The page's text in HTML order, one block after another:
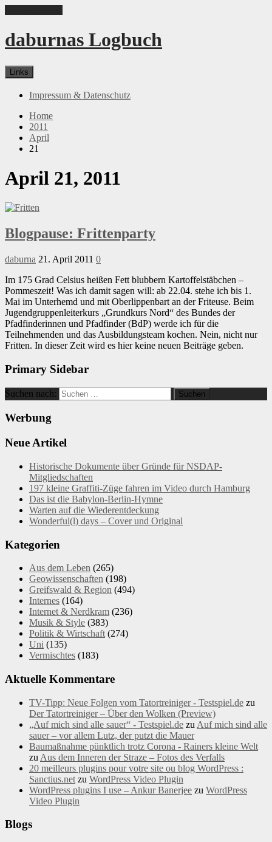
daburnas Logbuch
Links
Impressum & Datenschutz
Home
2011
April
21
April 21, 2011
Blogpause: Frittenparty
daburna 21. April 2011 0
Im 175 Grad Celsius heißen Fett blubbern Kartoffelstäbchen –
Pommeszeit! Was ich damit sagen will: ab 22.04. stehe ich bis 1.
Mai im Unterhemd und mit Oberlippenbart an der Friteuse. Beim
Jugendgruppenleiterkurs „Grundkurs Nord“ des Bundes der
Pfadfinderinnen und Pfadfinder (BdP) werde ich für die
Teilnehmenden und das Ausbildungsteam kochen. Nein, nicht nur
Fritten. In dieser Zeit wird es hier keine neuen Beiträge geben.
Primary Sidebar
Suchen nach:
Werbung
Neue Artikel
Historische Dokumente über Gründe für NSDAP-
Mitgliedschaften
197 kleine Graffiti-Züge fahren im Video durch Hamburg
Das ist die Babylon-Berlin-Hymne
Warten auf die Wiederentdeckung
Wonderful(l) days – Cover und Original
Kategorien
Aus dem Leben (265)
Geowissenschaften (198)
Greifswald & Region (494)
Internes (164)
Internet & Nerdkram (236)
Musik & Style (383)
Politik & Wirtschaft (274)
Uni (135)
Vermischtes (183)
Aktuelle Kommentare
TV-Tipp: Neue Folgen vom Tatortreiniger - Testspiel.de zu
Der Tatortreiniger – Über den Wolken (Preview)
„Auf mich sind alle sauer“ - Testspiel.de zu Auf mich sind alle
sauer – vor allem Lutz, der putzt die Mauer
Baumaßnahme pünktlich trotz Corona - Rainers kleine Welt
zu Aus dem Inneren der Straze – Fotos des Verfalls
20 meilleurs plugins pour votre site ou blog WordPress :
Sanctius.net zu WordPress Video Plugin
WordPress plugins I use – Ankur Banerjee zu WordPress
Video Plugin
Blogs